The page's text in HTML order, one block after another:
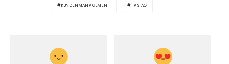
KUNDENMANAGEMENT TAS AG